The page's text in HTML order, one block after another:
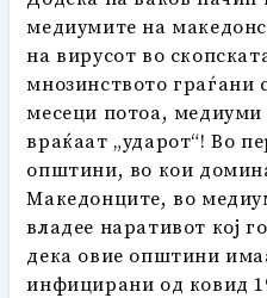
медиумите на
на вирусот во
мнозинството граѓани
месеци потоа, медиуми
враќаат „ударот“! Во
општини, во кои
Македонците, во
владее наративот кој
дека овие општини
инфицирани од ковид